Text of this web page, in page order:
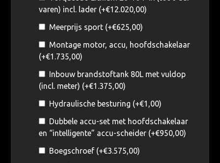
varen) incl. lader (+€12.020,00)
Meerprijs sport (+€625,00)
Montage motor, accu, hoofdschakelaar
(+€1.735,00)
Inbouw brandstoftank 80L met vuldop
(incl. meter) (+€1.375,00)
Hydraulische besturing (+€1,00)
Dubbele accu-set met hoofdschakelaar
en “intelligente” accu-scheider (+€950,00)
Boegschroef (+€3.575,00)